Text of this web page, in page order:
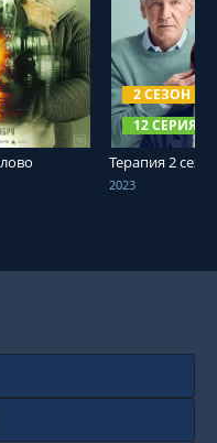
ОНЛАЙН
2 СЕЗОН
12 СЕРИЯ
СМОТРЕТЬ
Терапия 2 сезон
2023